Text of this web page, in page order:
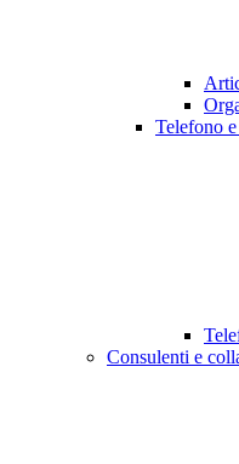
Telefono
Consulenti e